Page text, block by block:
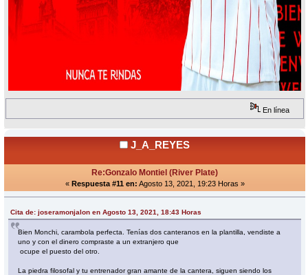
En línea
J_A_REYES
Re:Gonzalo Montiel (River Plate)
« Respuesta #11 en: Agosto 13, 2021, 19:23 Horas »
Cita de: joseramonjalon en Agosto 13, 2021, 18:43 Horas
Bien Monchi, carambola perfecta. Tenías dos canteranos en la plantilla, vendiste a
uno y con el dinero compraste a un extranjero que
ocupe el puesto del otro.
La piedra filosofal y tu entrenador gran amante de la cantera, siguen siendo los